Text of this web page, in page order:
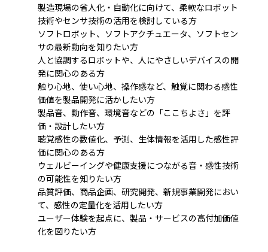
製造現場の省人化・自動化に向けて、柔軟なロボット
技術やセンサ技術の活用を検討している方
ソフトロボット、ソフトアクチュエータ、ソフトセン
サの最新動向を知りたい方
人と協調するロボットや、人にやさしいデバイスの開
発に関心のある方
触り心地、使い心地、操作感など、触覚に関わる感性
価値を製品開発に活かしたい方
製品音、動作音、環境音などの「ここちよさ」を評
価・設計したい方
聴覚感性の数値化、予測、生体情報を活用した感性評
価に関心のある方
ウェルビーイングや健康支援につながる音・感性技術
の可能性を知りたい方
品質評価、商品企画、研究開発、新規事業開発におい
て、感性の定量化を活用したい方
ユーザー体験を起点に、製品・サービスの高付加価値
化を図りたい方